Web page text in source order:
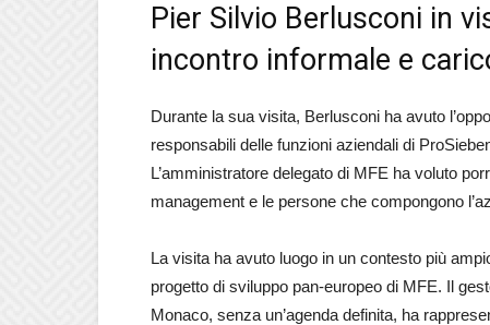
Pier Silvio Berlusconi in
incontro informale e
Durante la sua visita, Berlusconi ha avuto
responsabili delle funzioni aziendali di
L’amministratore delegato di MFE ha voluto
management e le persone che compongono
La visita ha avuto luogo in un contesto più
progetto di sviluppo pan-europeo di MFE. Il
Monaco, senza un’agenda definita, ha